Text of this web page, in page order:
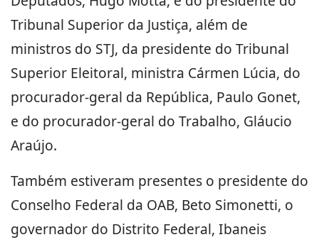
Tribunal Superior da Justiça, além de
ministros do STJ, da presidente do Tribunal
Superior Eleitoral, ministra Cármen Lúcia, do
procurador-geral da República, Paulo Gonet,
e do procurador-geral do Trabalho, Gláucio
Araújo.
Também estiveram presentes o presidente do
Conselho Federal da OAB, Beto Simonetti, o
governador do Distrito Federal, Ibaneis